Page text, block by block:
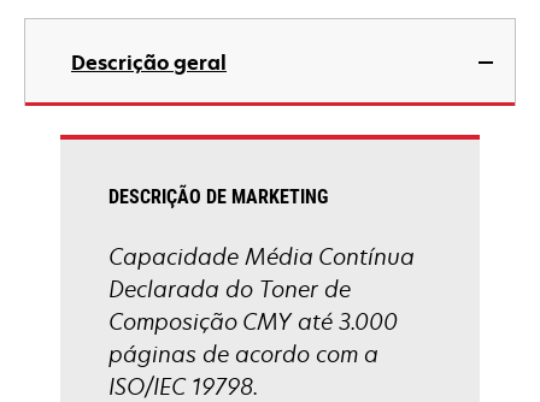
Descrição geral
DESCRIÇÃO DE MARKETING
Capacidade Média Contínua
Declarada do Toner de
Composição CMY até 3.000
páginas de acordo com a
ISO/IEC 19798.